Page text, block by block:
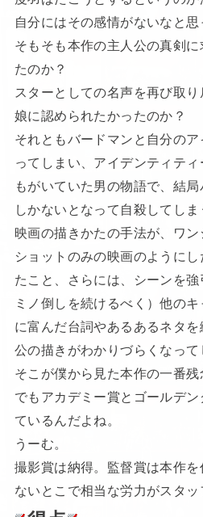
自分にはその感情がないなと思
そもそも本作の主人公の真剣
たのか？
スターとしての名声を再び取
娘に認められたかったのか？
それともバードマンと自分の
ってしまい、アイデンティテ
もがいていた男の物語で、結
しかないとなって自殺してしま
映画の描きかたの手法が、ワ
ショットのみの映画のように
たこと、さらには、シーンを
ミノ倒しを続けるべく）他の
に富んだ台詞やあるあるネタ
公の描きがわかりづらくなって
そこが僕から見た本作の一番残
でもアカデミー賞とゴールデ
ているんだよね。
うーむ。
撮影賞は納得。監督賞は本作を
ないとこで相当な労力がスタッ